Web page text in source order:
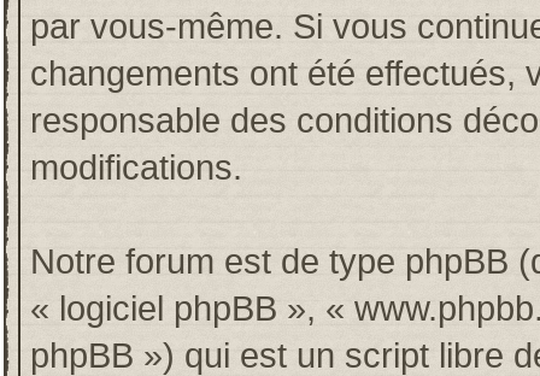
par vous-même. Si vous
changements ont été effectués,
responsable des conditions
modifications.
Notre forum est de type phpBB
« logiciel phpBB », «
phpBB ») qui est un script libre